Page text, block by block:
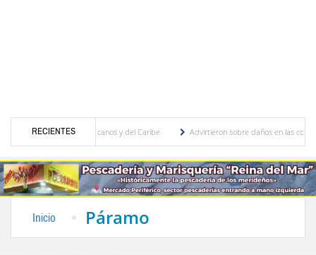
RECIENTES
Centroamericanos y del Caribe
Advirtieron sobre daños en las cosechas de
Inicio Páramo